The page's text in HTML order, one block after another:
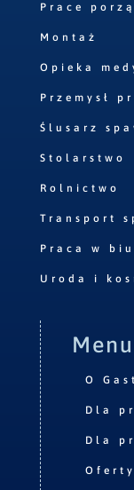
Prace
Montaż
Opieka
Przemysł
Ślusarz
Stolarstwo
Rolnictwo
Transport
Praca w
Uroda i
Menu
O
Dla
Dla